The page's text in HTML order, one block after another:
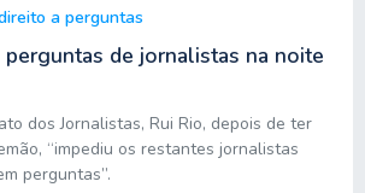
a perguntas
perguntas de jornalistas na noite
dos Jornalistas, Rui Rio, depois de ter
“impediu os restantes jornalistas
perguntas”.